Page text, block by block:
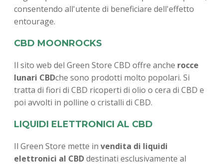
consentendo all'utente di beneficiare dell'effetto
entourage.
CBD MOONROCKS
Il sito web del Green Store CBD offre anche rocce
lunari CBDche sono prodotti molto popolari. Si
tratta di fiori di CBD ricoperti di olio o cera di CBD e
poi avvolti in polline o cristalli di CBD.
LIQUIDI ELETTRONICI AL CBD
Il Green Store mette in vendita di liquidi
elettronici al CBDdestinati esclusivamente al